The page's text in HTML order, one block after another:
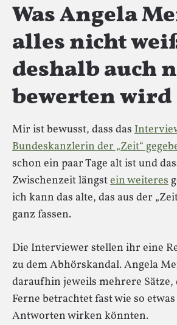
Was Angela
alles nicht
deshalb auch
bewerten wird
Mir ist bewusst, dass das
Bundeskanzlerin der „Zeit“
schon ein paar Tage alt ist und
Zwischenzeit längstein weiteres
ich kann das alte, das aus der
ganz fassen.
Die Interviewer stellen ihr eine
zu dem Abhörskandal. Angela
daraufhin jeweils mehrere Sätze,
Ferne betrachtet fast wie so
Antworten wirken könnten.